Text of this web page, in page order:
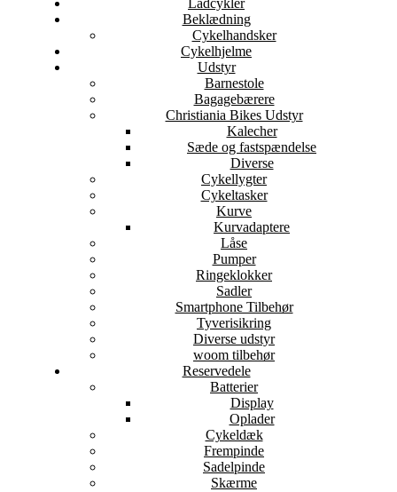
Ladcykler
Beklædning
Cykelhandsker
Cykelhjelme
Udstyr
Barnestole
Bagagebærere
Christiania Bikes Udstyr
Kalecher
Sæde og fastspændelse
Diverse
Cykellygter
Cykeltasker
Kurve
Kurvadaptere
Låse
Pumper
Ringeklokker
Sadler
Smartphone Tilbehør
Tyverisikring
Diverse udstyr
woom tilbehør
Reservedele
Batterier
Display
Oplader
Cykeldæk
Frempinde
Sadelpinde
Skærme